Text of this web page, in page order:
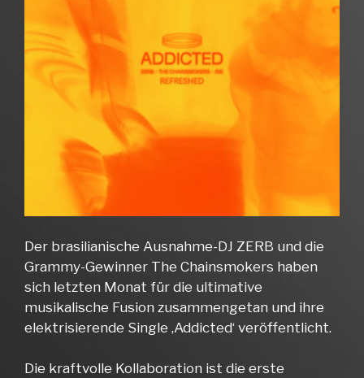
Der brasilianische Ausnahme-DJ ZERB und die
Grammy-Gewinner The Chainsmokers haben
sich letzten Monat für die ultimative
musikalische Fusion zusammengetan und ihre
elektrisierende Single ‚Addicted‘ veröffentlicht.
Die kraftvolle Kollaboration ist die erste